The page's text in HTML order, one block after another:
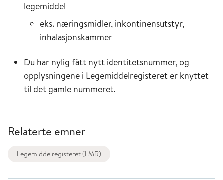
legemiddel
eks. næringsmidler, inkontinensutstyr,
inhalasjonskammer
Du har nylig fått nytt identitetsnummer, og
opplysningene i Legemiddelregisteret er knyttet
til det gamle nummeret.
Relaterte emner
Legemiddelregisteret (LMR)